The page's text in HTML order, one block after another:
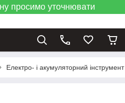
просимо уточнювати
Електро- і акумуляторний інструмент